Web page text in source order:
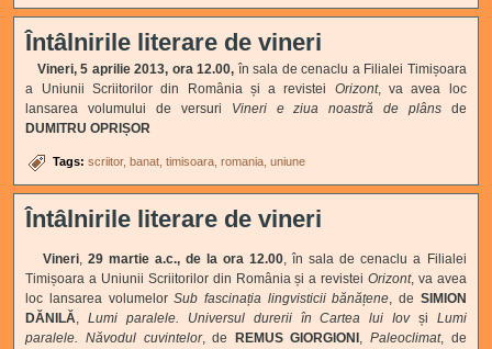
Întâlnirile literare de vineri
Vineri, 5 aprilie 2013, ora 12.00, în sala de cenaclu a Filialei Timișoara
a Uniunii Scriitorilor din România și a revistei Orizont, va avea loc
lansarea volumului de versuri Vineri e ziua noastră de plânsde
DUMITRU OPRIȘOR
Tags:scriitor banat timisoara romania uniune
Întâlnirile literare de vineri
Vineri, 29 martie a.c., de la ora 12.00, în sala de cenaclu a Filialei
Timișoara a Uniunii Scriitorilor din România și a revistei Orizont, va avea
loc lansarea volumelorSub fascinația lingvisticii bănățene, de SIMION
DĂNILĂ,Lumi paralele. Universul durerii în Cartea lui Iovși Lumi
paralele. Năvodul cuvintelor, de REMUS GIORGIONI , Paleoclimat, de